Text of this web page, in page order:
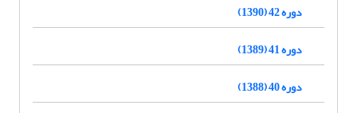
دوره 42 (1390)
دوره 41 (1389)
دوره 40 (1388)